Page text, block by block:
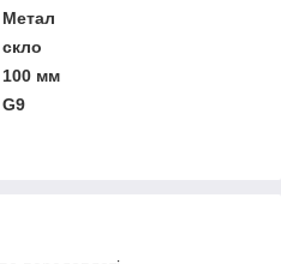
Метал
скло
100 мм
G9